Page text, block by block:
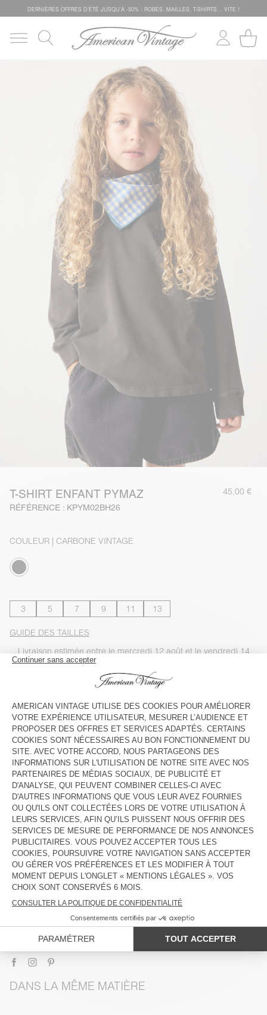
DERNIÈRES OFFRES D'ÉTÊ JUSQU'À -50% : ROBES, MAILLES, T-SHIRTS... VITE !
T-SHIRT ENFANT PYMAZ
RÉFÉRENCE : KPYM02BH26
45,00 €
COULEUR | CARBONE VINTAGE
3 5 7 9 11 13
GUIDE DES TAILLES
Livraison estiméeentre le mercredi 12 août et le vendredi 14
AJOUTER AU PANIER
VOIR LA DISPONIBILITE EN MAGASIN
VOIR LE LOOK
DESCRIPTION
TAILLE ET COUPE
COMPOSITION
ENTRETIEN
LIVRAISON ET RETOURS
DANS LA MÊME MATIÈRE